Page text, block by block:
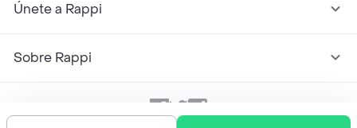
Únete a Rappi
Sobre Rappi
Facebook
TwitterInstagram